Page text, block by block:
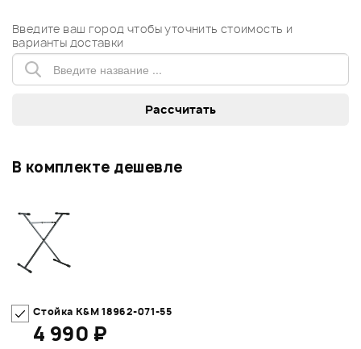
Введите ваш город чтобы уточнить стоимость и
варианты доставки
В комплекте дешевле
Стойка K&M 18962-071-55
4 990 ₽